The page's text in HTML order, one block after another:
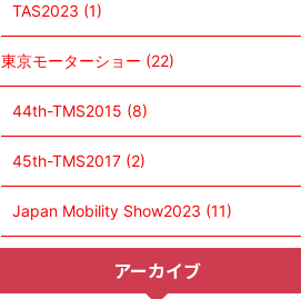
TAS2023 (1)
東京モーターショー (22)
44th-TMS2015 (8)
45th-TMS2017 (2)
Japan Mobility Show2023 (11)
アーカイブ